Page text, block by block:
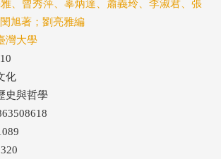
、曾秀萍、辜炳達、蕭義玲、李淑君、張
旭著；劉亮雅編
灣大學
化
史與哲學